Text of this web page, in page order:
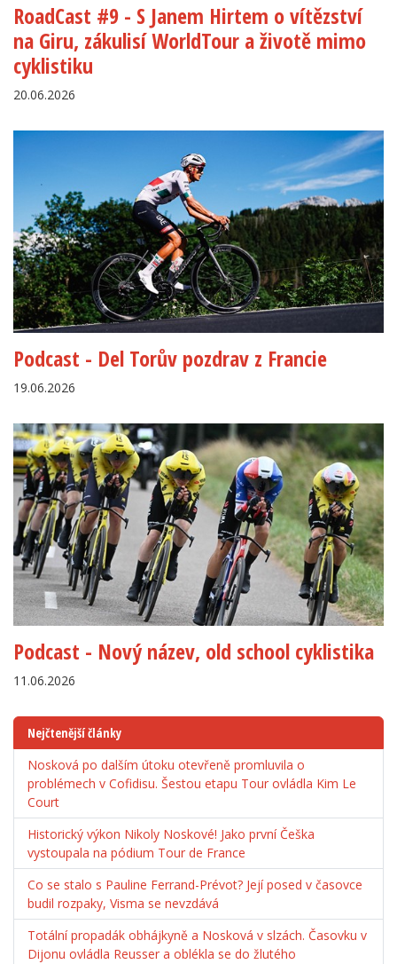
RoadCast #9 - S Janem Hirtem o vítězství
na Giru, zákulisí WorldTour a životě mimo
cyklistiku
20.06.2026
Podcast - Del Torův pozdrav z Francie
19.06.2026
Podcast - Nový název, old school cyklistika
11.06.2026
Nejčtenější články
Nosková po dalším útoku otevřeně promluvila o
problémech v Cofidisu. Šestou etapu Tour ovládla Kim Le
Court
Historický výkon Nikoly Noskové! Jako první Češka
vystoupala na pódium Tour de France
Co se stalo s Pauline Ferrand-Prévot? Její posed v časovce
budil rozpaky, Visma se nevzdává
Totální propadák obhájkyně a Nosková v slzách. Časovku v
Dijonu ovládla Reusser a oblékla se do žlutého